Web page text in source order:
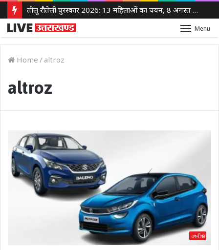
तीलू रौतेली पुरस्कार 2026: 13 महिलाओं का चयन, 8 अगस्त को सीएम धामी करेंगे सम्मानित
Menu
Home / altroz
altroz
तकनीकी